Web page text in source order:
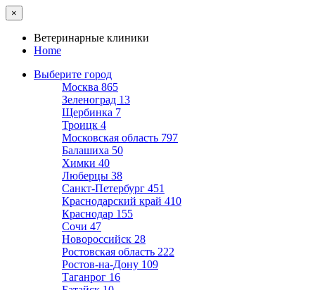
×
Ветеринарные клиники
Home
Выберите город
Москва 865
Зеленоград 13
Щербинка 7
Троицк 4
Московская область 797
Балашиха 50
Химки 40
Люберцы 38
Санкт-Петербург 451
Краснодарский край 410
Краснодар 155
Сочи 47
Новороссийск 28
Ростовская область 222
Ростов-на-Дону 109
Таганрог 16